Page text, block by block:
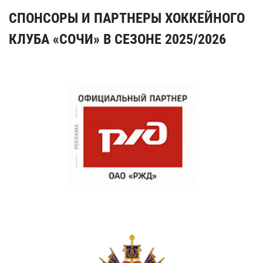
СПОНСОРЫ И ПАРТНЕРЫ ХОККЕЙНОГО
КЛУБА «СОЧИ» В СЕЗОНЕ 2025/2026